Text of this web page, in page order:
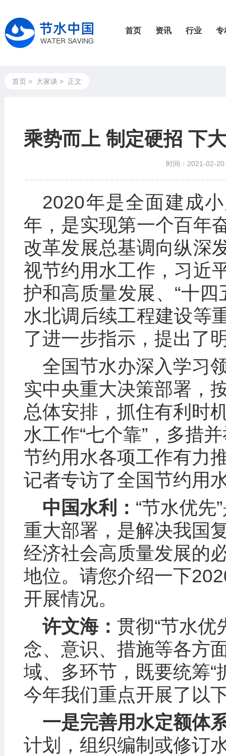
首页 资讯 行业 专
首页> 大家谈 > 正文
乘势而上 制定硬招 下
时间：2021-02-20
2020年是全面建成
年，是实现第一个百年
改革发展总基调向纵深
视节约用水工作，习近
护和高质量发展、“十
水北调后续工程建设等
了进一步指示，提出了
全国节水办深入学习
实中央重大决策部署，
总体安排，抓住有利时
水工作“七个靠”，多措
节约用水各项工作有力
记者专访了全国节约用
中国水利： “节水优先
重大部署，是解决我国
经济社会高质量发展的
地位。请您介绍一下
开展情况。
许文海：贯彻“节水优
念、意识、措施等各方
域、多环节，既要统筹“
今年我们重点开展了以
一是完善用水定额体
计划，组织编制或修订